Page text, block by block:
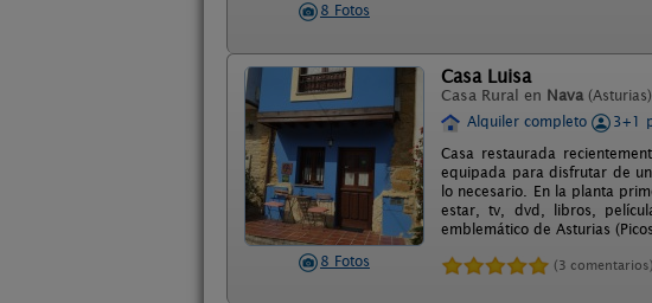
8 Fotos
8 Fotos
Casa Luisa
Casa Rural en Nava (Asturias)
Alquiler completo
3+1
Casa restaurada
equipada para disfrutar de
lo necesario. En la planta
estar, tv, dvd, libros,
emblemático de Asturias
(3 comentarios)